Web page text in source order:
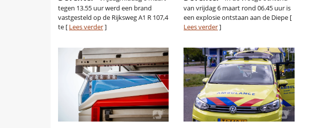
tegen 13.55 uur werd een brand
vastgesteld op de Rijksweg A1 R 107,4
te [ Lees verder]
van vrijdag 6 maart rond 06.45 uur is
een explosie ontstaan aan de Diepe [
Lees verder]